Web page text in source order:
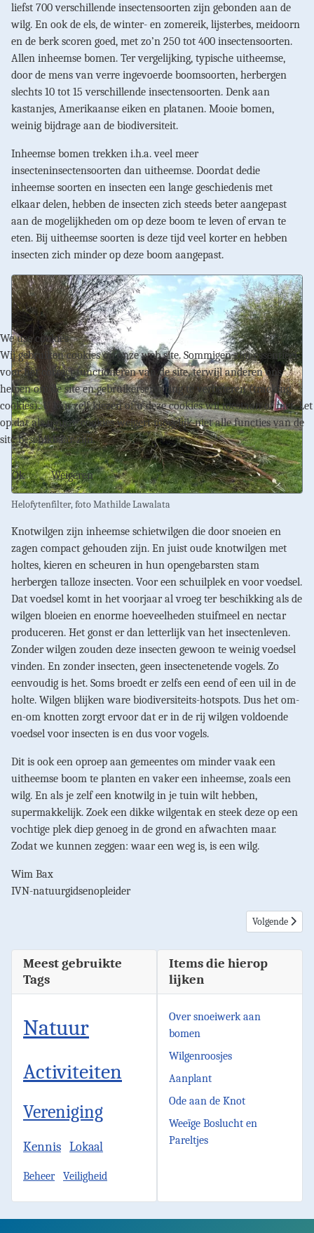
liefst 700 verschillende insectensoorten zijn gebonden aan de
wilg. En ook de els, de winter- en zomereik, lijsterbes, meidoorn
en de berk scoren goed, met zo’n 250 tot 400 insectensoorten.
Allen inheemse bomen. Ter vergelijking, typische uitheemse,
door de mens van verre ingevoerde boomsoorten, herbergen
slechts 10 tot 15 verschillende insectensoorten. Denk aan
kastanjes, Amerikaanse eiken en platanen. Mooie bomen,
weinig bijdrage aan de biodiversiteit.
Inheemse bomen trekken i.h.a. veel meer
insecteninsectensoorten dan uitheemse. Doordat dedie
inheemse soorten en insecten een lange geschiedenis met
elkaar delen, hebben de insecten zich steeds beter aangepast
aan de mogelijkheden om op deze boom te leven of ervan te
eten. Bij uitheemse soorten is deze tijd veel korter en hebben
insecten zich minder op deze boom aangepast.
Helofytenfilter, foto Mathilde Lawalata
Knotwilgen zijn inheemse schietwilgen die door snoeien en
zagen compact gehouden zijn. En juist oude knotwilgen met
holtes, kieren en scheuren in hun opengebarsten stam
herbergen talloze insecten. Voor een schuilplek en voor voedsel.
Dat voedsel komt in het voorjaar al vroeg ter beschikking als de
wilgen bloeien en enorme hoeveelheden stuifmeel en nectar
produceren. Het gonst er dan letterlijk van het insectenleven.
Zonder wilgen zouden deze insecten gewoon te weinig voedsel
vinden. En zonder insecten, geen insectenetende vogels. Zo
eenvoudig is het. Soms broedt er zelfs een eend of een uil in de
holte. Wilgen blijken ware biodiversiteits-hotspots. Dus het om-
en-om knotten zorgt ervoor dat er in de rij wilgen voldoende
voedsel voor insecten is en dus voor vogels.
Dit is ook een oproep aan gemeentes om minder vaak een
uitheemse boom te planten en vaker een inheemse, zoals een
wilg. En als je zelf een knotwilg in je tuin wilt hebben,
supermakkelijk. Zoek een dikke wilgentak en steek deze op een
vochtige plek diep genoeg in de grond en afwachten maar.
Zodat we kunnen zeggen: waar een weg is, is een wilg.
Wim Bax
IVN-natuurgidsenopleider
Volgende
Volgende
Meest gebruikte
Tags
Natuur
Activiteiten
Vereniging
Kennis Lokaal
Beheer Veiligheid
Items die hierop
lijken
Over snoeiwerk aan
bomen
Wilgenroosjes
Aanplant
Ode aan de Knot
Weeïge Boslucht en
Pareltjes
We use cookies
Wij gebruiken cookies op onze web site. Sommigen zijn essentieel
voor het correct functioneren van de site, terwijl anderen ons
helpen om de site en gebruikerservaring te verbeteren (tracking
cookies). U kan zelf kiezen of u deze cookies wil toestaan of niet. Let
op dat als u onze cookies weigert mogelijk niet alle functies van de
site beschikbaar zijn.
Ok Weigeren